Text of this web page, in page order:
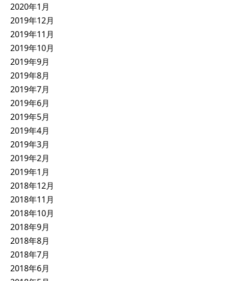
2020年1月
2019年12月
2019年11月
2019年10月
2019年9月
2019年8月
2019年7月
2019年6月
2019年5月
2019年4月
2019年3月
2019年2月
2019年1月
2018年12月
2018年11月
2018年10月
2018年9月
2018年8月
2018年7月
2018年6月